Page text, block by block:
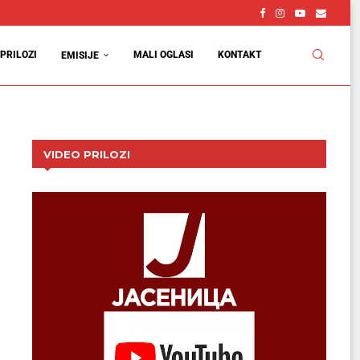
PRILOZI EMISIJE MALI OGLASI KONTAKT
VIDEO PRILOZI